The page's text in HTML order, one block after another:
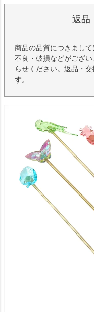
返品
商品の品質につきまし
不良・破損などがござ
らせください。返品・
す。